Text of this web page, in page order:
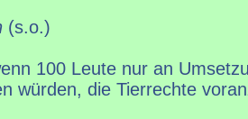
(s.o.)
100 Leute nur an
würden, die Tierrechte